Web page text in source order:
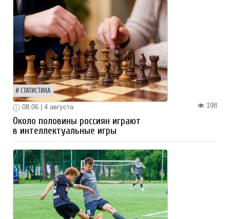
СТАТИСТИКА
198
08:06 | 4 августа
Около половины россиян играют
в интеллектуальные игры